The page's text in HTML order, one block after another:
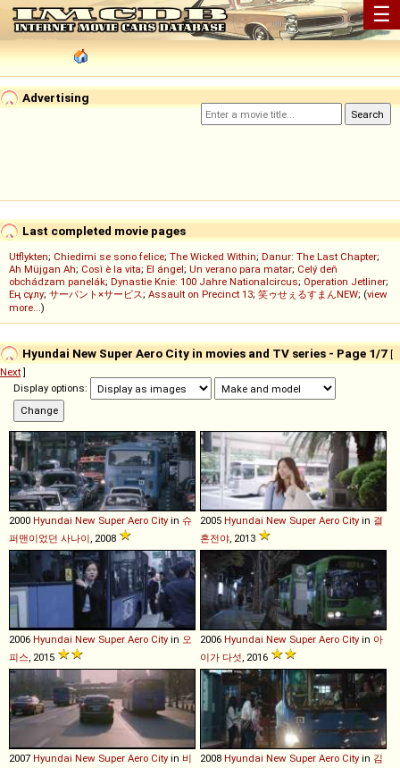
☰
Advertising
Last completed movie pages
Utflykten; Chiedimi se sono felice; The Wicked Within; Danur: The Last Chapter;
Ah Müjgan Ah; Così è la vita; El ángel; Un verano para matar; Celý deň
obchádzam panelák; Dynastie Knie: 100 Jahre Nationalcircus; Operation Jetliner;
Ең сұлу; サーバント×サービス; Assault on Precinct 13; 笑ゥせぇるすまんNEW; (view
more...)
Hyundai New Super Aero City in movies and TV series - Page 1/7 [
Next]
Display options:
2000 Hyundai New Super Aero City in 슈
퍼맨이었던 사나이 , 2008
2005 Hyundai New Super Aero City in 결
혼전야 , 2013
2006 Hyundai New Super Aero City in 오
피스 , 2015
2006 Hyundai New Super Aero City in 아
이가 다섯 , 2016
2007 Hyundai New Super Aero City in 비
2008 Hyundai New Super Aero City in 김